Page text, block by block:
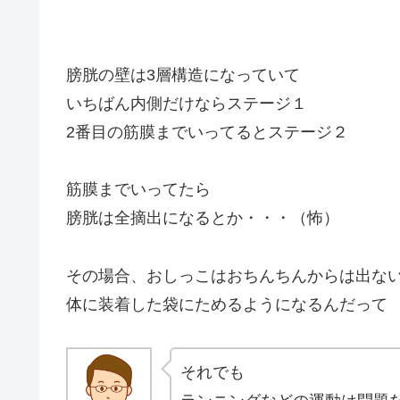
膀胱の壁は3層構造になっていて
いちばん内側だけならステージ１
2番目の筋膜までいってるとステージ２
筋膜までいってたら
膀胱は全摘出になるとか・・・（怖）
その場合、おしっこはおちんちんからは出な
体に装着した袋にためるようになるんだって
それでも